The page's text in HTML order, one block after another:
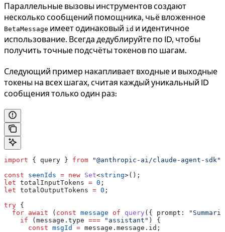
Параллельные вызовы инструментов создают
несколько сообщений помощника, чьё вложенное
BetaMessage имеет одинаковый id и идентичное
использование. Всегда дедублируйте по ID, чтобы
получить точные подсчёты токенов по шагам.
Следующий пример накапливает входные и выходные
токены на всех шагах, считая каждый уникальный ID
сообщения только один раз:
import { query } from "@anthropic-ai/claude-agent-sdk"
const seenIds = new Set<string>();
let totalInputTokens = 0 ;
let totalOutputTokens = 0 ;
try {
  for
await ( const message of query ({ prompt:
    if
(message . type === "assistant" ) {
      const
msgId = message . message . id ;